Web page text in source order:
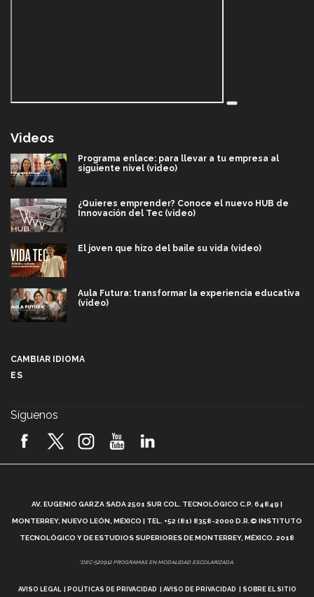
Videos
Programa enlace: para llevar a tu empresa al
siguiente nivel (video)
¿Quieres emprender? Conoce el nuevo HUB de
Innovación del Tec (video)
El joven que hizo del baile su vida (video)
Aula Futura: transformar la experiencia educativa
(video)
2026! (video)
¿Cómo es el Modelo Educativo Tec? (video)
Vida Tec: Feminismo e Inteligencia Artificial, Paola
CAMBIAR IDIOMA
ES
Síguenos
AV. EUGENIO GARZA SADA 2501 SUR COL. TECNOLÓGICO C.P. 64849 |
MONTERREY, NUEVO LEÓN, MÉXICO | TEL. +52 (81) 8358-2000 D.R.© INSTITUTO
TECNOLÓGICO Y DE ESTUDIOS SUPERIORES DE MONTERREY, MÉXICO. 2018
*DEC-520912 PROGRAMAS EN MODALIDAD ESCOLARIZADA.
AVISO LEGAL POLÍTICAS DE PRIVACIDAD AVISO DE PRIVACIDAD SOBRE EL SITIO